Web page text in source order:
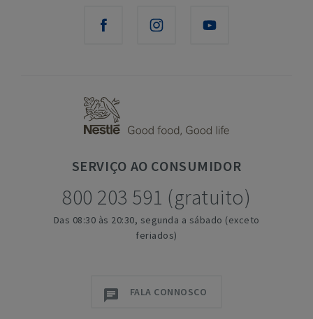
SERVIÇO AO CONSUMIDOR
800 203 591 (gratuito)
Das 08:30 às 20:30, segunda a sábado (exceto
feriados)
FALA CONNOSCO